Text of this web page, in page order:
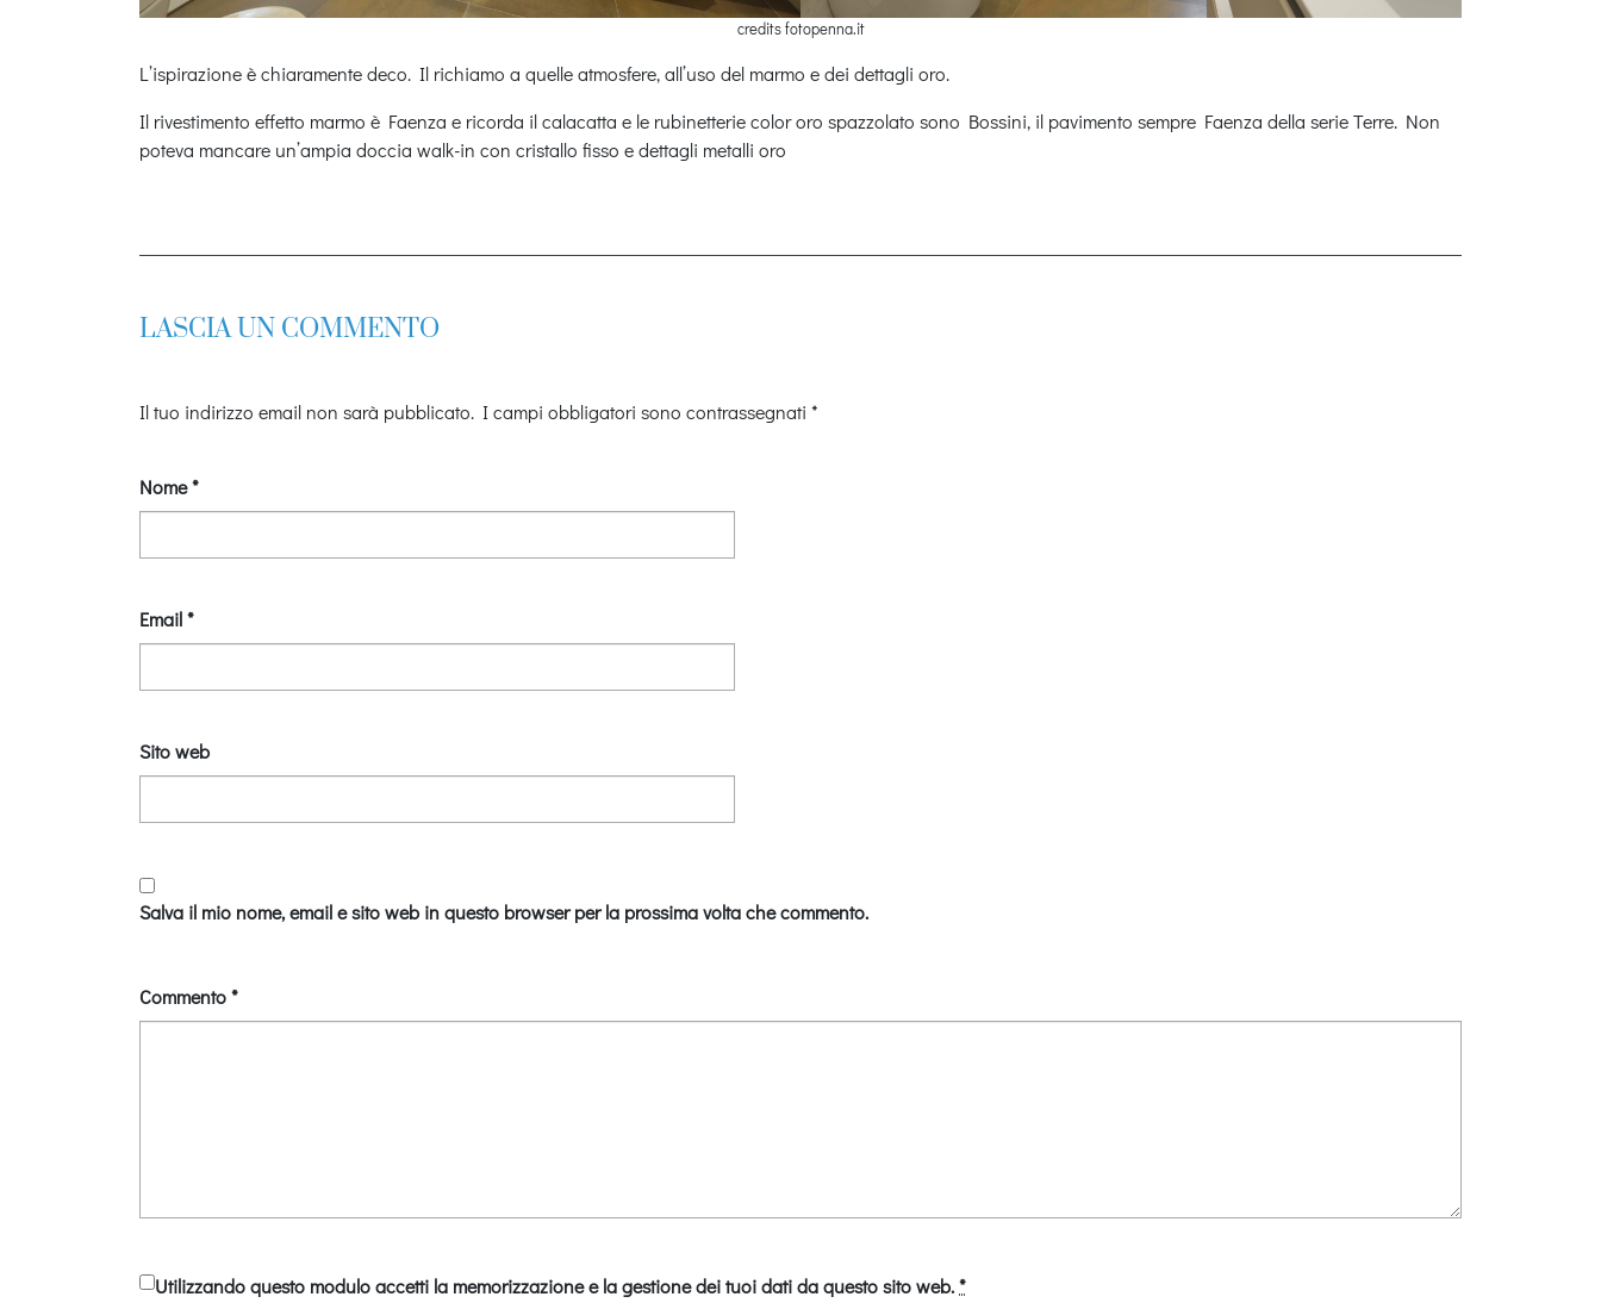
credits fotopenna.it
L’ispirazione è chiaramente deco. Il richiamo a quelle atmosfere, all’uso del marmo e dei dettagli oro.
Il rivestimento effetto marmo è Faenza e ricorda il calacatta e le rubinetterie color oro spazzolato sono Bossini, il pavimento sempre Faenza della serie Terre. Non
poteva mancare un’ampia doccia walk-in con cristallo fisso e dettagli metalli oro
LASCIA UN COMMENTO
Il tuo indirizzo email non sarà pubblicato. I campi obbligatori sono contrassegnati *
Nome*
Email*
Sito web
Salva il mio nome, email e sito web in questo browser per la prossima volta che commento.
Commento*
Utilizzando questo modulo accetti la memorizzazione e la gestione dei tuoi dati da questo sito web.*